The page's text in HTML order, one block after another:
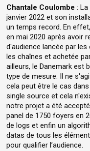
Chantale Coulombe :
janvier 2022 et son
un temps record. En
en mai 2020 après avoir
d'audience lancée par
les chaînes et achetée
ailleurs, le Danemark est
type de mesure. Il ne
cela peut être le cas
single source et cela
notre projet a été
panel de 1750 foyers en
de logs et enfin un
datas de tous les
pour qualifier l’audience.